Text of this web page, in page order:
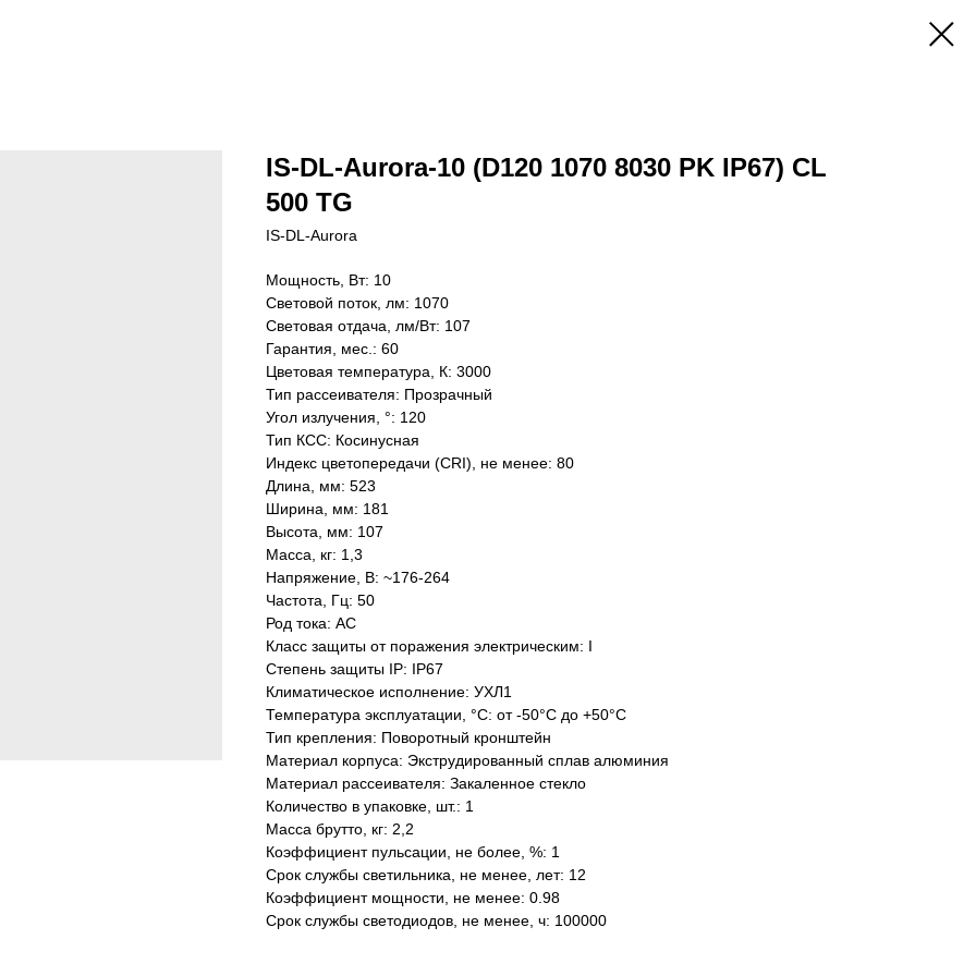
IS-DL-Aurora-10 (D120 1070 8030 PK IP67) CL
500 TG
IS-DL-Aurora
Мощность, Вт: 10
Световой поток, лм: 1070
Световая отдача, лм/Вт: 107
Гарантия, мес.: 60
Цветовая температура, К: 3000
Тип рассеивателя: Прозрачный
Угол излучения, °: 120
Тип КСС: Косинусная
Индекс цветопередачи (CRI), не менее: 80
Длина, мм: 523
Ширина, мм: 181
Высота, мм: 107
Масса, кг: 1,3
Напряжение, В: ~176-264
Частота, Гц: 50
Род тока: AC
Класс защиты от поражения электрическим: I
Степень защиты IP: IP67
Климатическое исполнение: УХЛ1
Температура эксплуатации, °С: от -50°C до +50°C
Тип крепления: Поворотный кронштейн
Материал корпуса: Экструдированный сплав алюминия
Материал рассеивателя: Закаленное стекло
Количество в упаковке, шт.: 1
Масса брутто, кг: 2,2
Коэффициент пульсации, не более, %: 1
Срок службы светильника, не менее, лет: 12
Коэффициент мощности, не менее: 0.98
Срок службы светодиодов, не менее, ч: 100000